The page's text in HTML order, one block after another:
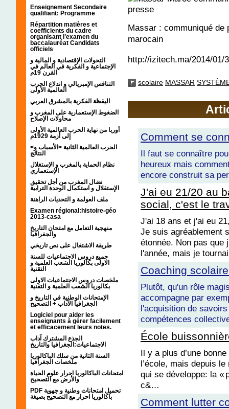
Enseignement Secondaire
qualifiant: Programme
Répartition matières et
coefficients du cadre
organisant l’examen du
baccalauréat Candidats
officiels
التحولات الإقتصادية و المالية و
الإجتماعية و الفكرية في العالم في
القرن 19م
التنافس الإمبريالي و اندلاع الحرب
العالمية الأولى
اليقظة الفكرية بالمشرق العربي
الضغوط الإستعمارية على المغرب و
محاولات الإصلاح
أوربا من نهاية الحرب العالمية الأولى
إلى أزمة 1929م
<الحرب العالمية الثانية <الأسباب و
النتائج
نظام الحماية بالمغرب و الإستغلال
الإستعماري
نضال المغرب من أجل تحقيق
الإستقلال و استكمال الوحدة الترابية
ملف العولمة و التحديات الراهنة
Examen régional:histoire-géo
2013-casa
منهجية التعامل مع امتحان التاريخ
والجغرافيا
طريقة الاشتغال على نص تاريخي
جميع دروس الاجتماعيات للسنة
الاولى بكالوريا الشعب العلمية و
التقنية
ملخصات دروس الاجتماعيات الاولى
بكالوريا الشعب العلمية و التقنية
الإمتحانات الوطنية في التاريخ و
الجغرافيا الآداب + التصحيح
Logiciel pour aider les
enseignants à gérer facilement
et efficacement leurs notes.
الجذع المشترك آداب
الاجتماعيات:الجغرافيا والتاريخ
السنة الثانية من سلك الباكالوريا
ملخصات الجغرافيا
امتحانات الباكالوريا احرار علوم الحياة
والأرض مع التصحيح
PDF تحميل امتحانات وطنية و جهوية
باكالوريا احرار مع التصحيح بصيغة
Massar : communiqué de
marocain
http://izitech.ma/2014/01/
scolaire MASSAR
Comment se
Il faut se connaître
heureux mais
encore construit sa
J'ai eu 21/20 au
social, c'est le
J'ai 18 ans et j'ai eu
Je suis agréablement
étonnée. Non pas que
l'année, mais je
Coaching
Plutôt, qu'un rôle
accompagne par
l'acquisition de
compétences
École
Il y a plus d’une
l’école, mais depuis
qui se développe: la «
c&…
Comment lutter